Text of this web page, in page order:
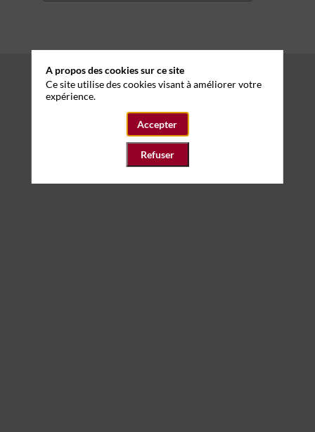
A propos des cookies sur ce site
Ce site utilise des cookies visant à améliorer votre
expérience.
Accepter
Refuser